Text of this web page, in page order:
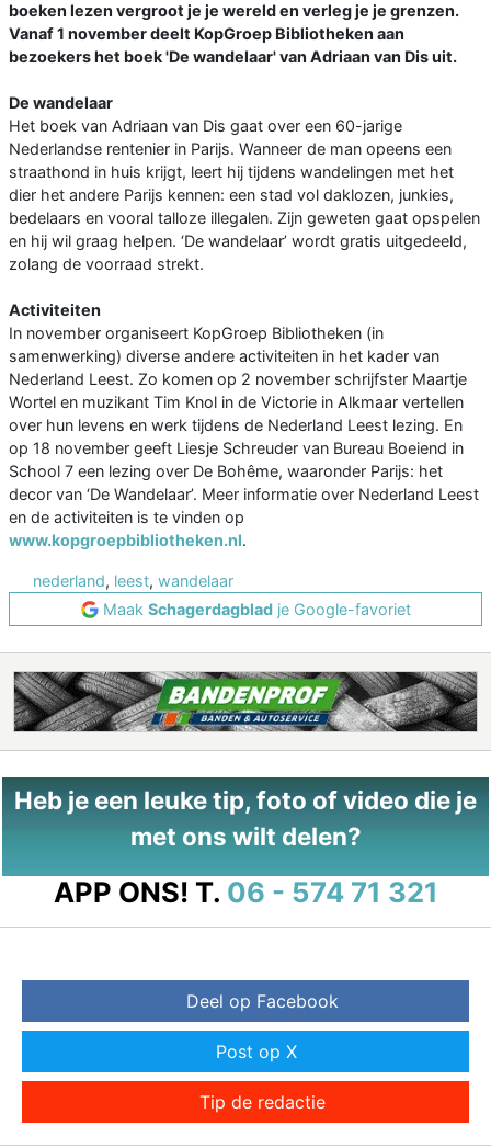
boeken lezen vergroot je je wereld en verleg je je grenzen.
Vanaf 1 november deelt KopGroep Bibliotheken aan
bezoekers het boek 'De wandelaar' van Adriaan van Dis uit.
De wandelaar
Het boek van Adriaan van Dis gaat over een 60-jarige
Nederlandse rentenier in Parijs. Wanneer de man opeens een
straathond in huis krijgt, leert hij tijdens wandelingen met het
dier het andere Parijs kennen: een stad vol daklozen, junkies,
bedelaars en vooral talloze illegalen. Zijn geweten gaat opspelen
en hij wil graag helpen. ‘De wandelaar’ wordt gratis uitgedeeld,
zolang de voorraad strekt.
Activiteiten
In november organiseert KopGroep Bibliotheken (in
samenwerking) diverse andere activiteiten in het kader van
Nederland Leest. Zo komen op 2 november schrijfster Maartje
Wortel en muzikant Tim Knol in de Victorie in Alkmaar vertellen
over hun levens en werk tijdens de Nederland Leest lezing. En
op 18 november geeft Liesje Schreuder van Bureau Boeiend in
School 7 een lezing over De Bohême, waaronder Parijs: het
decor van ‘De Wandelaar’. Meer informatie over Nederland Leest
en de activiteiten is te vinden op
www.kopgroepbibliotheken.nl.
nederland, leest, wandelaar
Maak Schagerdagbladje Google-favoriet
Heb je een leuke tip, foto of video die je
met ons wilt delen?
APP ONS! T. 06 - 574 71 321
Deel op Facebook
Post op X
Tip de redactie